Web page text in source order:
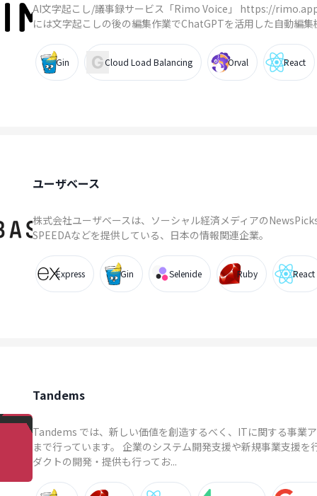
AI文字起こし/議事録サービス「Rimo Voice」 https://
には文字起こしの後の編集作業でChatGPTを活用した自動編集
Gin Cloud Load Balancing Orval React
ユーザベース
株式会社ユーザベースは、ソーシャル経済メディアの
SPEEDAなどを提供している、日本の情報関連企業。
Express Gin Selenide Ruby React
Tandems
Tandems では、新しい価値を創造するべく、ITに関する事業
まで行っています。 企業のシステム開発支援や新規事業支援を
ダクトの開発・提供も行ってお...